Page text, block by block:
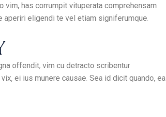
has corrumpit vituperata comprehensam
aperiri eligendi te vel etiam signiferumque.
offendit, vim cu detracto scribentur
ei ius munere causae. Sea id dicit quando, ea